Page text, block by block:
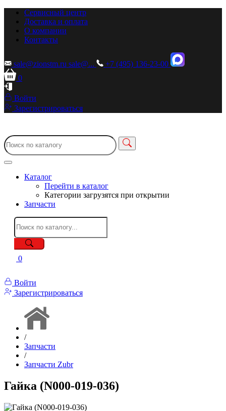
Сервисный центр
Доставка и оплата
О компании
Контакты
sale@zionstm.ru sale@...
+7 (495) 136-23-00
0
Войти
Зарегистрироваться
Каталог
Перейти в каталог
Категории загрузятся при открытии
Запчасти
0
Войти
Зарегистрироваться
/
Запчасти
/
Запчасти Zubr
Гайка (N000-019-036)